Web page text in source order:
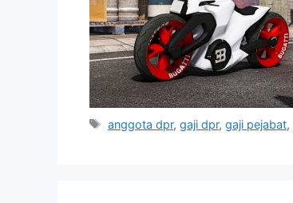
Tag
anggota dpr,gaji dpr,gaji pejabat,